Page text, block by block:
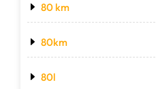
80 km
80km
80l